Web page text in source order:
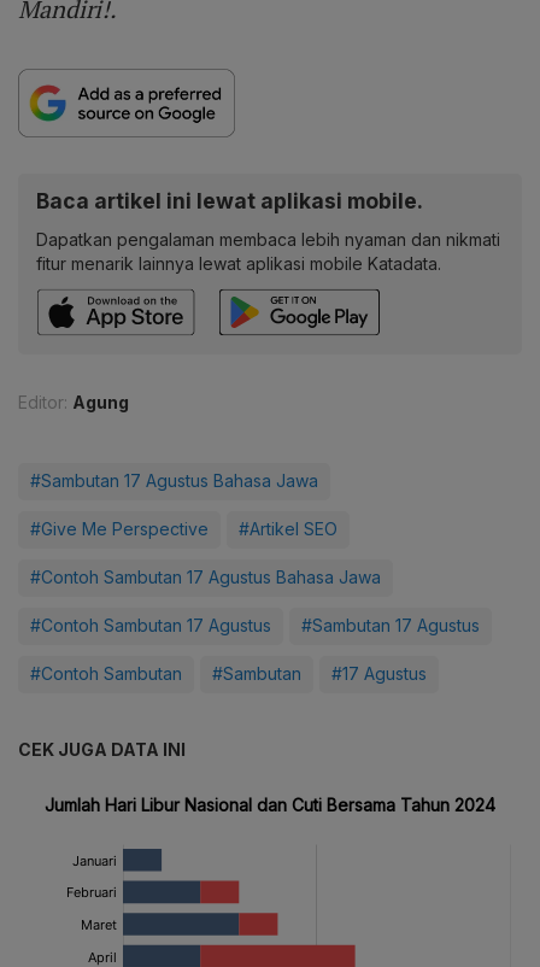
Mandiri!.
Baca artikel ini lewat aplikasi mobile.
Dapatkan pengalaman membaca lebih nyaman dan nikmati
fitur menarik lainnya lewat aplikasi mobile Katadata.
Editor: Agung
#Sambutan 17 Agustus Bahasa Jawa
#Give Me Perspective #Artikel SEO
#Contoh Sambutan 17 Agustus Bahasa Jawa
#Contoh Sambutan 17 Agustus #Sambutan 17 Agustus
#Contoh Sambutan #Sambutan #17 Agustus
CEK JUGA DATA INI